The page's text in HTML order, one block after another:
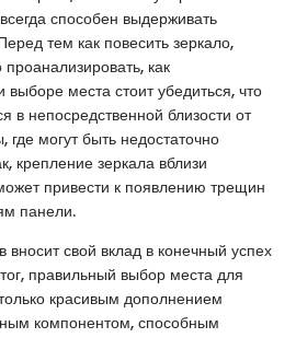
способен выдерживать
тем как повесить зеркало,
как
места стоит убедиться, что
в непосредственной близости от
где могут быть недостаточно
крепление зеркала вблизи
привести к появлению трещин
панели.
свой вклад в конечный успех
правильный выбор места для
красивым дополнением
компонентом, способным